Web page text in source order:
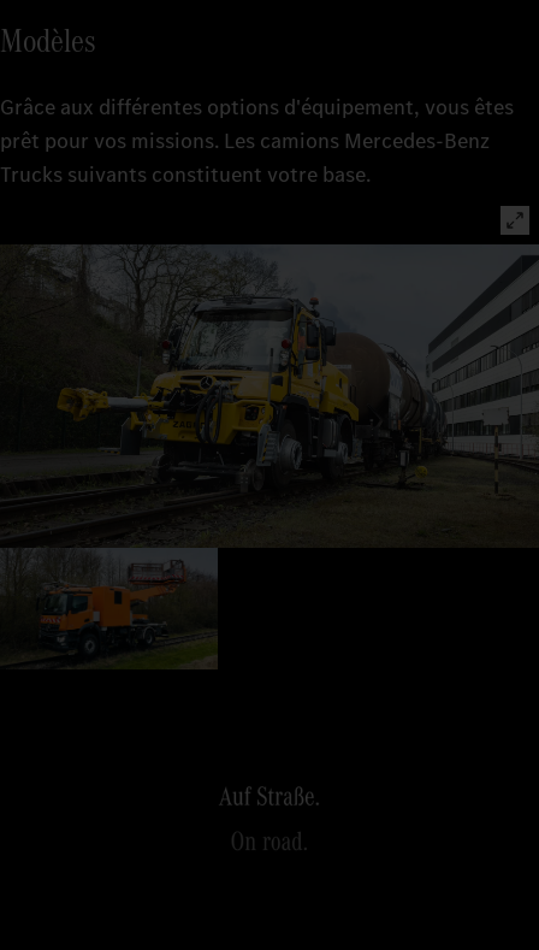
Modèles
Grâce aux différentes options d'équipement, vous êtes
prêt pour vos missions. Les camions Mercedes-Benz
Trucks suivants constituent votre base.